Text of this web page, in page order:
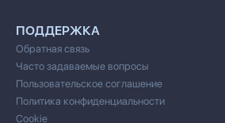
ПОДДЕРЖКА
Обратная связь
Часто задаваемые вопросы
Пользовательское соглашение
Политика конфиденциальности
Cookie